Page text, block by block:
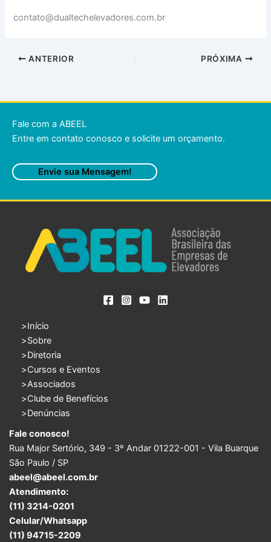
contato@dualtechelevadores.com.br
ANTERIOR PRÓXIMA
Fale com a ABEEL
Entre em contato conosco e solicite um orçamento.
Envie sua Mensagem!
Início
Sobre
Diretoria
Cursos e Eventos
Associados
Clube de Benefícios
Denúncias
Fale conosco!
Rua Major Sertório, 349 - 3º Andar 01222-001 - Vila Buarque
São Paulo / SP
abeel@abeel.com.br
Atendimento:
(11) 3214-0201
Celular/Whatsapp
(11) 94715-2209